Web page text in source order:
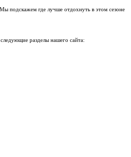
подскажем где лучше отдохнуть в этом сезоне
разделы нашего сайта: